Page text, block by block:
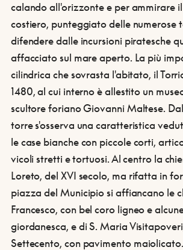
calando all'orizzonte e per ammirare
costiero, punteggiato delle numerose
difendere dalle incursioni piratesche
affacciato sul mare aperto. La più
cilindrica che sovrasta l'abitato, il
1480, al cui interno è allestito un
scultore foriano Giovanni Maltese.
torre s'osserva una caratteristica
le case bianche con piccole corti,
vicoli stretti e tortuosi. Al centro la
Loreto, del XVI secolo, ma rifatta in
piazza del Municipio si affiancano le
Francesco, con bel coro ligneo e
giordanesca, e di S. Maria
Settecento, con pavimento